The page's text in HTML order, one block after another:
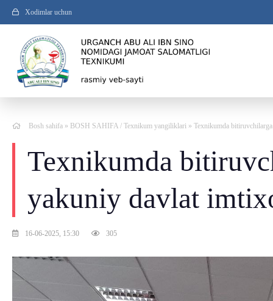
Xodimlar uchun
Bosh sahifa » BOSH SAHIFA / Texnikum yangiliklari » Texnikumda
Texnikumda
yakuniy davlat
16-06-2025, 15:30 305